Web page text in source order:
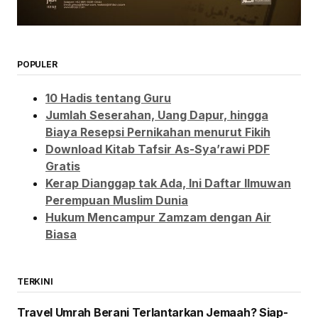
POPULER
10 Hadis tentang Guru
Jumlah Seserahan, Uang Dapur, hingga
Biaya Resepsi Pernikahan menurut Fikih
Download Kitab Tafsir As-Sya’rawi PDF
Gratis
Kerap Dianggap tak Ada, Ini Daftar Ilmuwan
Perempuan Muslim Dunia
Hukum Mencampur Zamzam dengan Air
Biasa
TERKINI
Travel Umrah Berani Terlantarkan Jemaah? Siap-